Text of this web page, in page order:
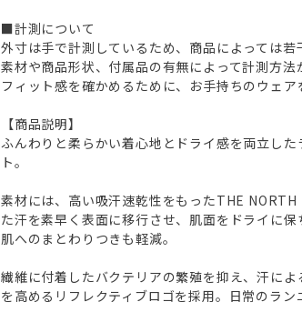
■計測について
外寸は手で計測しているため、商品によっては
素材や商品形状、付属品の有無によって計測方法
フィット感を確かめるために、お手持ちのウェ
【商品説明】
ふんわりと柔らかい着心地とドライ感を両立し
ト。
素材には、高い吸汗速乾性をもったTHE
た汗を素早く表面に移行させ、肌面をドライに
肌へのまとわりつきも軽減。
繊維に付着したバクテリアの繁殖を抑え、汗に
を高めるリフレクティブロゴを採用。日常のラン